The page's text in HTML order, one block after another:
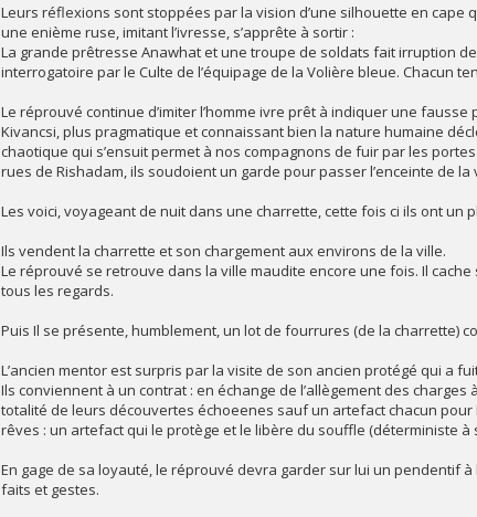
Leurs réflexions sont stoppées par la vision d’une silhouette en cape
une enième ruse, imitant l’ivresse, s’apprête à sortir :
La grande prêtresse Anawhat et une troupe de soldats fait irruption
interrogatoire par le Culte de l’équipage de la Volière bleue. Chacun
Le réprouvé continue d’imiter l’homme ivre prêt à indiquer une
Kivancsi, plus pragmatique et connaissant bien la nature humaine
chaotique qui s’ensuit permet à nos compagnons de fuir par les
rues de Rishadam, ils soudoient un garde pour passer l’enceinte de
Les voici, voyageant de nuit dans une charrette, cette fois ci ils ont un
Ils vendent la charrette et son chargement aux environs de la ville.
Le réprouvé se retrouve dans la ville maudite encore une fois. Il
tous les regards.
Puis Il se présente, humblement, un lot de fourrures (de la charrette)
L’ancien mentor est surpris par la visite de son ancien protégé qui a
Ils conviennent à un contrat : en échange de l’allègement des
totalité de leurs découvertes échoeenes sauf un artefact chacun
rêves : un artefact qui le protège et le libère du souffle (déterministe à
En gage de sa loyauté, le réprouvé devra garder sur lui un pendentif
faits et gestes.